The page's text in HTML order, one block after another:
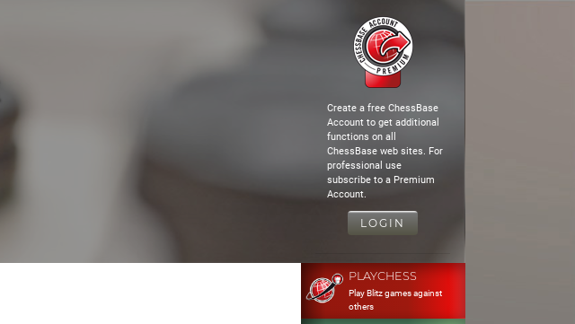
Create a free ChessBase
Account to get additional
functions on all
ChessBase web sites. For
professional use
subscribe to a Premium
Account.
LOGIN
PLAYCHESS
Play Blitz games against
others